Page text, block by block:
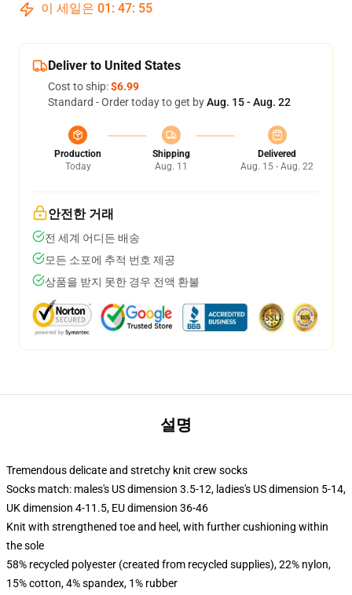
이 세일은 01 : 47: 54
Deliver to United States
Cost to ship:$6.99
Standard - Order today to get byAug. 15 - Aug. 22
Production
Today
Shipping
Aug. 11
Delivered
Aug. 15 - Aug. 22
안전한 거래
전 세계 어디든 배송
모든 소포에 추적 번호 제공
상품을 받지 못한 경우 전액 환불
설명
Tremendous delicate and stretchy knit crew socks
Socks match: males's US dimension 3.5-12, ladies's US dimension 5-14,
UK dimension 4-11.5, EU dimension 36-46
Knit with strengthened toe and heel, with further cushioning within
the sole
58% recycled polyester (created from recycled supplies), 22% nylon,
15% cotton, 4% spandex, 1% rubber